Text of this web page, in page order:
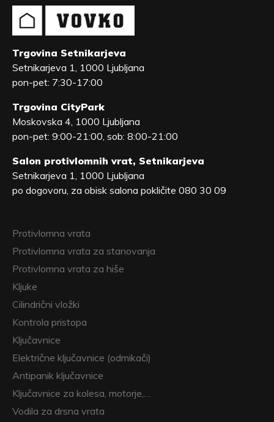
Trgovina Setnikarjeva
Setnikarjeva 1, 1000 Ljubljana
pon-pet: 7:30-17:00
Trgovina CityPark
Moskovska 4, 1000 Ljubljana
pon-pet: 9:00-21:00, sob: 8:00-21:00
Salon protivlomnih vrat, Setnikarjeva
Setnikarjeva 1, 1000 Ljubljana
po dogovoru, za obisk salona pokličite 080 30 09
Protivlomna vrata
Protivlomna vrata za stanovanja
Protivlomna vrata za hiše
Kljuke
Cilindrični vložki
Kontrola pristopa
Ključavnice
Električne ključavnice (odmikači)
Antipanik ključavnice
Ključavnice za kolesa, motorje,…
Vodila za drsna vrata